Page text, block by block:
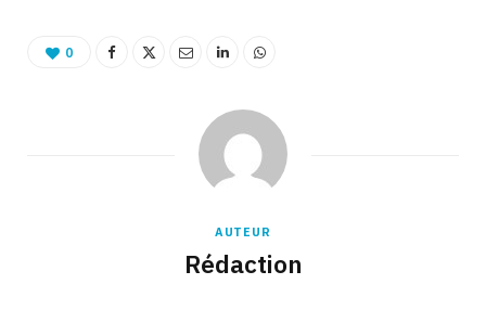
0
AUTEUR
Rédaction